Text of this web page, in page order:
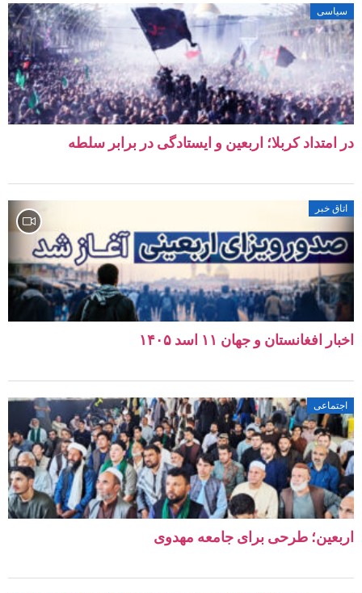
سیاسی
در امتداد کربلا؛ اربعین و ایستادگی در برابر سلطه
اتاق خبر
اخبار افغانستان و جهان ۱۱ اسد ۱۴۰۵
اجتماعی
اربعین؛ طرحی برای جامعه مهدوی